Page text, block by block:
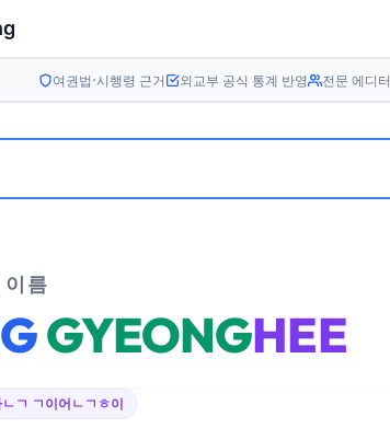
여권법·시행령 근거 외교부 공식 통계 반영 전문 에디
름
GYEONGHEE
ㄱ ㄱ이어ㄴㄱㅎ이